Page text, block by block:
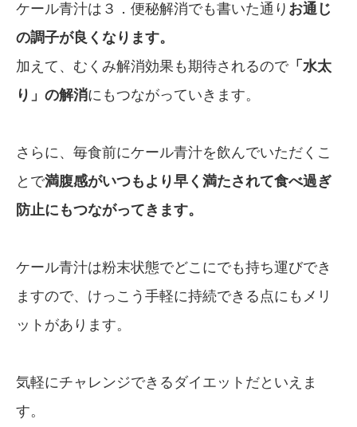
ケール青汁は３．便秘解消でも書いた通り お通じ
の調子が良くなります。
加えて、むくみ解消効果も期待されるので「水太
り」の解消にもつながっていきます。
さらに、毎食前にケール青汁を飲んでいただくこ
とで満腹感がいつもより早く満たされて食べ過ぎ
防止にもつながってきます。
ケール青汁は粉末状態でどこにでも持ち運びでき
ますので、けっこう手軽に持続できる点にもメリ
ットがあります。
気軽にチャレンジできるダイエットだといえま
す。